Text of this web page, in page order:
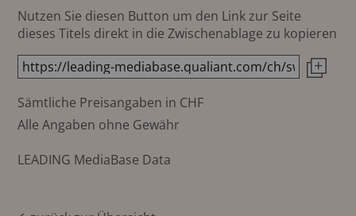
Nutzen Sie diesen Button um den Link zur Seite
dieses Titels direkt in die Zwischenablage zu kopieren
Sämtliche Preisangaben in CHF
Alle Angaben ohne Gewähr
LEADING MediaBase Data